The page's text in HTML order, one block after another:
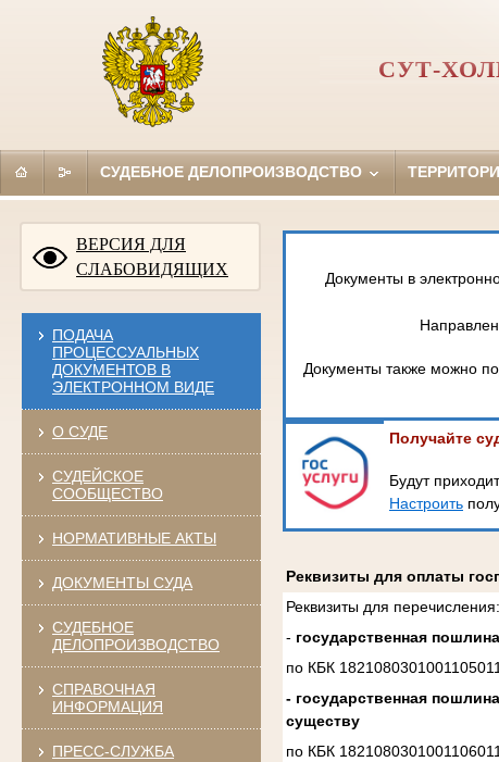
СУТ-
СУДЕБНОЕ ДЕЛОПРОИЗВОДСТВО
ВЕРСИЯ ДЛЯ
СЛАБОВИДЯЩИХ
ПОДАЧА
ПРОЦЕССУАЛЬНЫХ
ДОКУМЕНТОВ В
ЭЛЕКТРОННОМ ВИДЕ
О СУДЕ
СУДЕЙСКОЕ
СООБЩЕСТВО
НОРМАТИВНЫЕ АКТЫ
ДОКУМЕНТЫ СУДА
СУДЕБНОЕ
ДЕЛОПРОИЗВОДСТВО
СПРАВОЧНАЯ
ИНФОРМАЦИЯ
ПРЕСС-СЛУЖБА
Документы в
Документы также можно
Получайте
Будут
Настроить
Реквизиты для оплаты
Реквизиты для перечисления:
- государственная
по КБК
- государственная
существу
по КБК